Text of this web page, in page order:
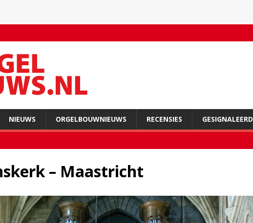
NIEUWS ORGELBOUWNIEUWS RECENSIES GESIGNALEERD
– Maastricht